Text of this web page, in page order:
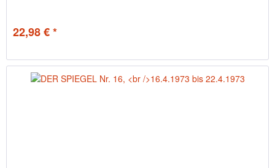
22,98 € *